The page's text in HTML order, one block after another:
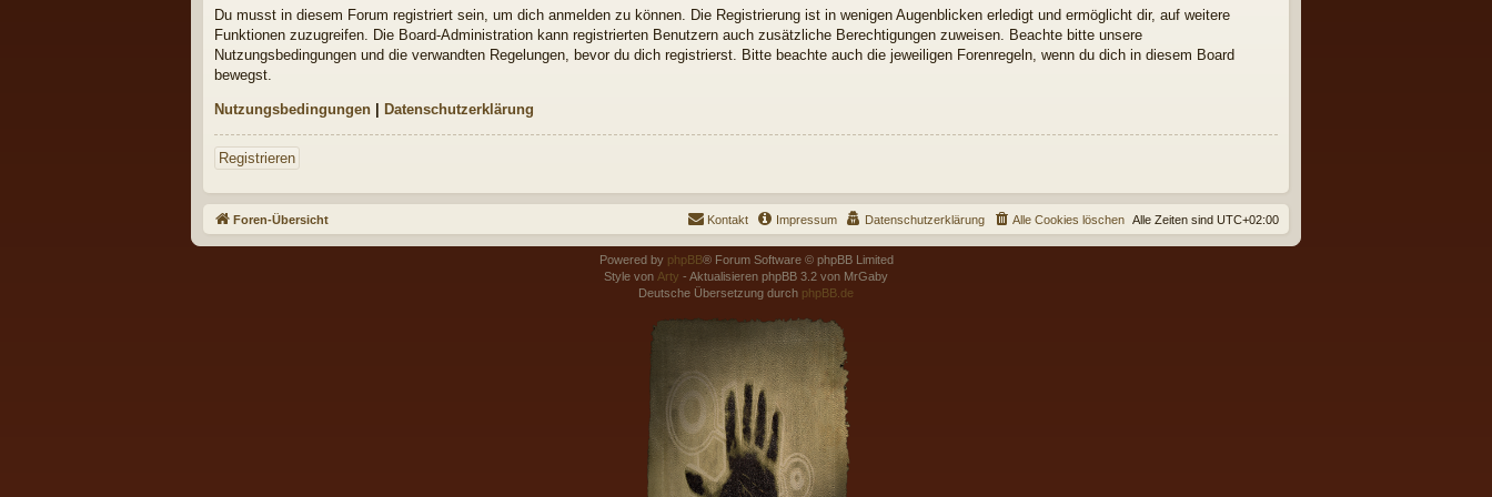
Du musst in diesem Forum registriert sein, um dich anmelden zu können. Die Registrierung ist in wenigen Augenblicken erledigt und ermöglicht dir, auf weitere
Funktionen zuzugreifen. Die Board-Administration kann registrierten Benutzern auch zusätzliche Berechtigungen zuweisen. Beachte bitte unsere
Nutzungsbedingungen und die verwandten Regelungen, bevor du dich registrierst. Bitte beachte auch die jeweiligen Forenregeln, wenn du dich in diesem Board
bewegst.
Nutzungsbedingungen | Datenschutzerklärung
Registrieren
Foren-Übersicht Alle Zeiten sind UTC+02:00
Alle Cookies löschen
Datenschutzerklärung
Impressum
Kontakt
Powered by phpBB® Forum Software © phpBB Limited
Style von Arty - Aktualisieren phpBB 3.2 von MrGaby
Deutsche Übersetzung durch phpBB.de